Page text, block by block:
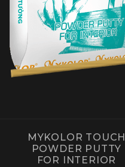
MYKOLOR TOUCH
POWDER PUTTY
FOR INTERIOR